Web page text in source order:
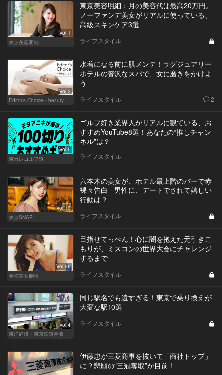
Vol.1
東京美容明細
東京美容明細：月の美容代は最高20万円。
ノーファンデ美女がリアルに使っている、
高級スキンケア3選
ライフスタイル
Vol.2
Editor's Choice～beauty & wellness～
水着になる前に肌メンテ！ラグジュアリー
ホテルの贅沢なスパで、女に磨きをかけよ
う
ライフスタイル 2
Vol.5
東カレゴルフ道
ゴルフ好き業界人がリアルに観ている、お
すすめYouTube8選！あなたの“推しチャン
ネル”は？
ライフスタイル
Vol.10
東京SNAP
六本木の美女が、ホテル最上階のバーで赤
裸々告白！男性に、デートでされて嬉しい
行動は？
ライフスタイル
Vol.56
金曜美女劇場
目指せてっぺん！心に闇を抱えた元引きこ
もりが、ミスコンの世界大会にチャレンジ
するまで
ライフスタイル
Vol.4
東洋経済・東京鉄道事情
同じ駅名でも遠すぎる！東京で乗り換えが
大変な駅10選
ライフスタイル
伊藤忠が三菱商事を抜いて「商社トップ」
に？悲願の“三冠奪取”が目前！